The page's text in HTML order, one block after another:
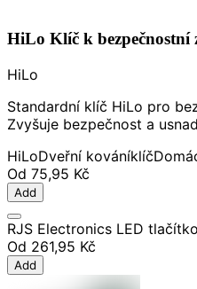
HiLo Klíč k bezpečnostní
HiLo
Standardní klíč HiLo pro
Zvyšuje bezpečnost a
HiLoDveřní kováníklíč
Od 75,95 Kč
Add
RJS Electronics LED
Od 261,95 Kč
Add